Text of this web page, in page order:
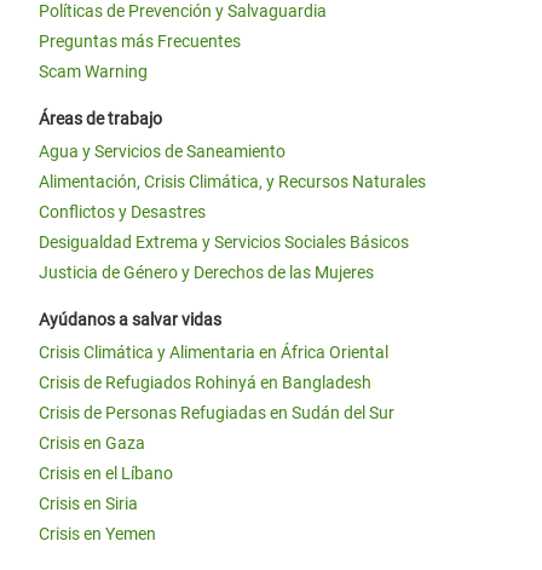
Políticas de Prevención y Salvaguardia
Preguntas más Frecuentes
Scam Warning
Áreas de trabajo
Agua y Servicios de Saneamiento
Alimentación, Crisis Climática, y Recursos Naturales
Conflictos y Desastres
Desigualdad Extrema y Servicios Sociales Básicos
Justicia de Género y Derechos de las Mujeres
Ayúdanos a salvar vidas
Crisis Climática y Alimentaria en África Oriental
Crisis de Refugiados Rohinyá en Bangladesh
Crisis de Personas Refugiadas en Sudán del Sur
Crisis en Gaza
Crisis en el Líbano
Crisis en Siria
Crisis en Yemen